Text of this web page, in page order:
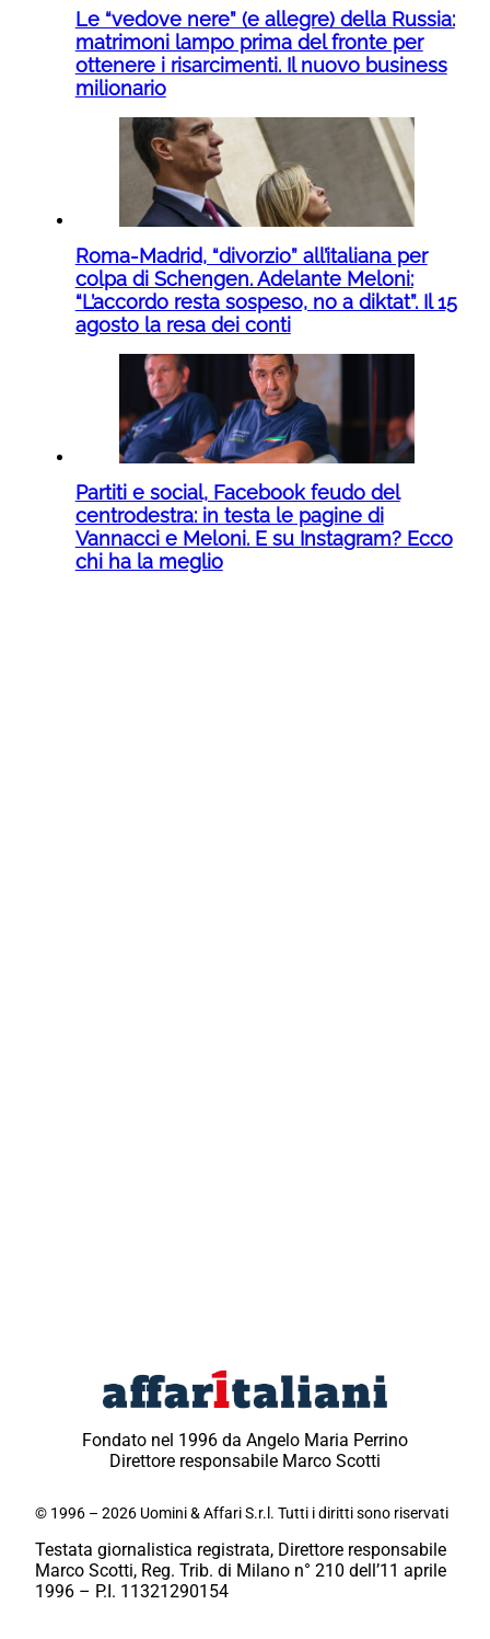
Le “vedove nere” (e allegre) della Russia:
matrimoni lampo prima del fronte per
ottenere i risarcimenti. Il nuovo business
milionario
Roma-Madrid, “divorzio” all’italiana per
colpa di Schengen. Adelante Meloni:
“L’accordo resta sospeso, no a diktat”. Il 15
agosto la resa dei conti
Partiti e social, Facebook feudo del
centrodestra: in testa le pagine di
Vannacci e Meloni. E su Instagram? Ecco
chi ha la meglio
Fondato nel 1996 da Angelo Maria Perrino
Direttore responsabile Marco Scotti
© 1996 – 2026 Uomini & Affari S.r.l. Tutti i diritti sono riservati
Testata giornalistica registrata, Direttore responsabile
Marco Scotti, Reg. Trib. di Milano n° 210 dell’11 aprile
1996 – P.I. 11321290154